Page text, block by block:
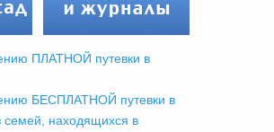
ПЛАТНОЙ путевки в
БЕСПЛАТНОЙ путевки в
семей, находящихся в